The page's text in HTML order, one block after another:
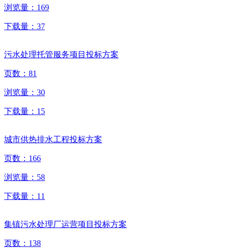
浏览量： 169
下载量： 37
污水处理托管服务项目投标方案
页数： 81
浏览量： 30
下载量： 15
城市供热排水工程投标方案
页数： 166
浏览量： 58
下载量： 11
集镇污水处理厂运营项目投标方案
页数： 138